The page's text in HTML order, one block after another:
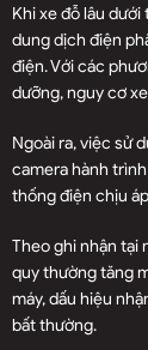
Khi xe đỗ lâu
dung dịch điện
điện. Với các
dưỡng, nguy cơ
Ngoài ra, việc sử
camera hành
thống điện chịu
Theo ghi nhận tại
quy thường tăng
máy, dấu hiệu
bất thường.